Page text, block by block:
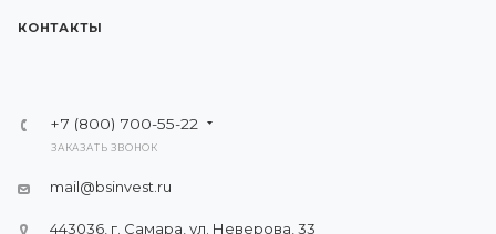
КОНТАКТЫ
+7 (800) 700-55-22
ЗАКАЗАТЬ ЗВОНОК
mail@bsinvest.ru
443036, г. Самара, ул. Неверова, 33